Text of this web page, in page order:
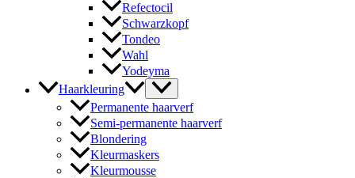
Refectocil
Schwarzkopf
Tondeo
Wahl
Yodeyma
Haarkleuring
Permanente haarverf
Semi-permanente haarverf
Blondering
Kleurmaskers
Kleurmousse